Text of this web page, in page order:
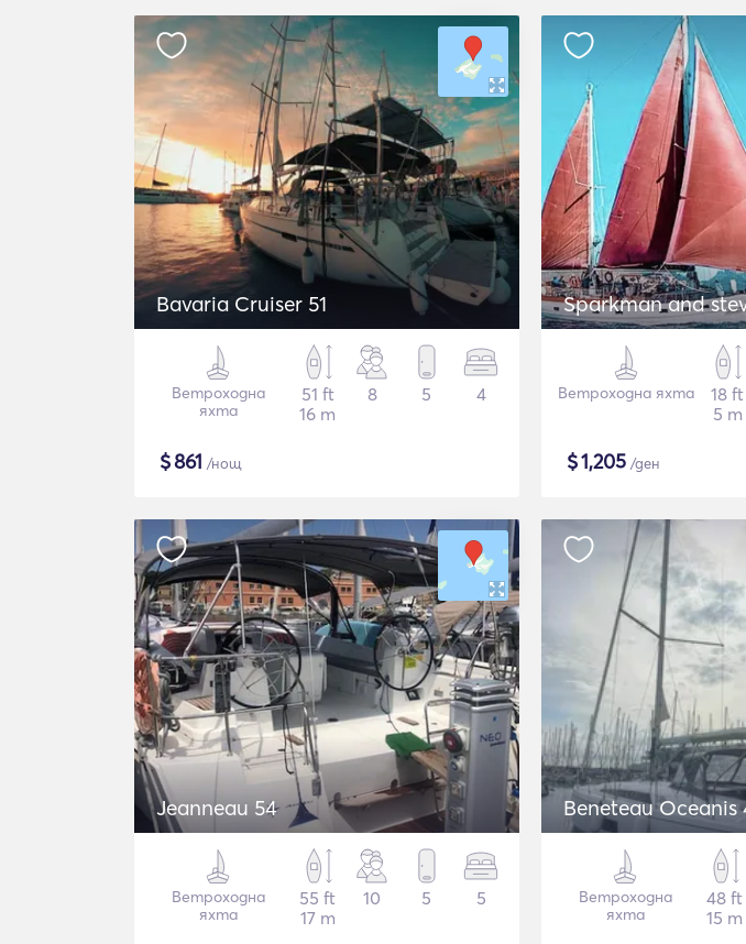
Bavaria Cruiser 51
Ветроходна
яхта
51 ft
16 m
8 5 4
$861 /нощ
Sparkman and
Ветроходна яхта
18 ft
5 m
$1,205 /ден
Jeanneau 54
Ветроходна
яхта
55 ft
17 m
10 5 5
Beneteau Oceanis
Ветроходна
яхта
48 ft
15 m